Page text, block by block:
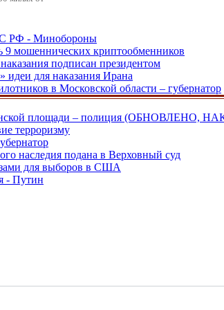
РФ - Минобороны
мошеннических криптообменников
подписан президентом
идеи для наказания Ирана
в Московской области – губернатор
площади – полиция (ОБНОВЛЕНО,
терроризму
наследия подана в Верховный суд
для выборов в США
- Путин